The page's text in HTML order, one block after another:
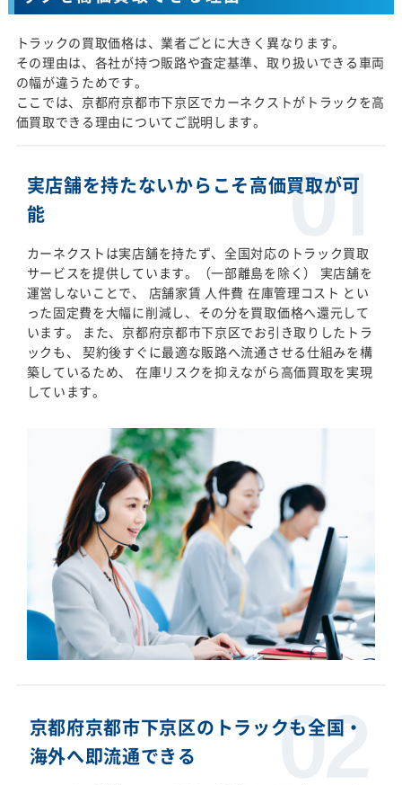
トラックの買取価格は、業者ごとに大きく異なります。
その理由は、各社が持つ販路や査定基準、取り扱いできる車両
の幅が違うためです。
ここでは、京都府京都市下京区でカーネクストがトラックを高
価買取できる理由についてご説明します。
実店舗を持たないからこそ高価買取が可
能
カーネクストは実店舗を持たず、全国対応のトラック買取
サービスを提供しています。（一部離島を除く） 実店舗を
運営しないことで、 店舗家賃 人件費 在庫管理コスト とい
った固定費を大幅に削減し、その分を買取価格へ還元して
います。 また、京都府京都市下京区でお引き取りしたトラ
ックも、 契約後すぐに最適な販路へ流通させる仕組みを構
築しているため、 在庫リスクを抑えながら高価買取を実現
しています。
京都府京都市下京区のトラックも全国・
海外へ即流通できる